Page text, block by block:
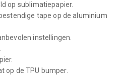
op sublimatiepapier.
tape op de aluminium
instellingen.
op de TPU bumper.